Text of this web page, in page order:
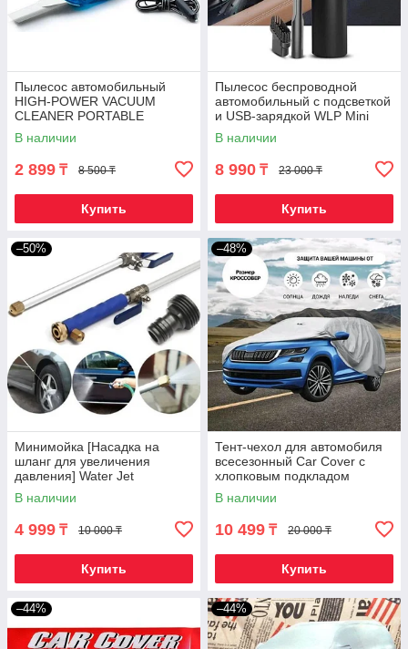
Пылесос автомобильный
HIGH-POWER VACUUM
CLEANER PORTABLE
В наличии
2 899 ₸ 8 500 ₸
Купить
Пылесос беспроводной
автомобильный с подсветкой
и USB-зарядкой WLP Mini
Cleaner C3001 + 2 насадки
В наличии
8 990 ₸ 23 000 ₸
Купить
–50%
Минимойка [Насадка на
шланг для увеличения
давления] Water Jet
В наличии
4 999 ₸ 10 000 ₸
Купить
–48%
Тент-чехол для автомобиля
всесезонный Car Cover с
хлопковым подкладом
(Кроссовер)
В наличии
10 499 ₸ 20 000 ₸
Купить
–44% –44%